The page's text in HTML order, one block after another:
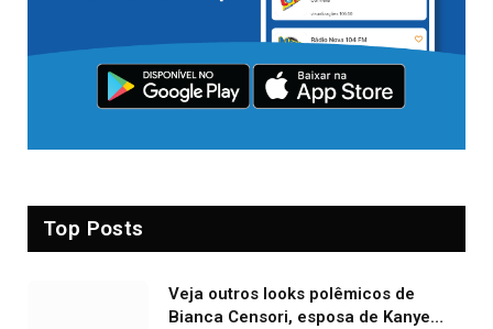
Top Posts
Veja outros looks polêmicos de
Bianca Censori, esposa de Kanye